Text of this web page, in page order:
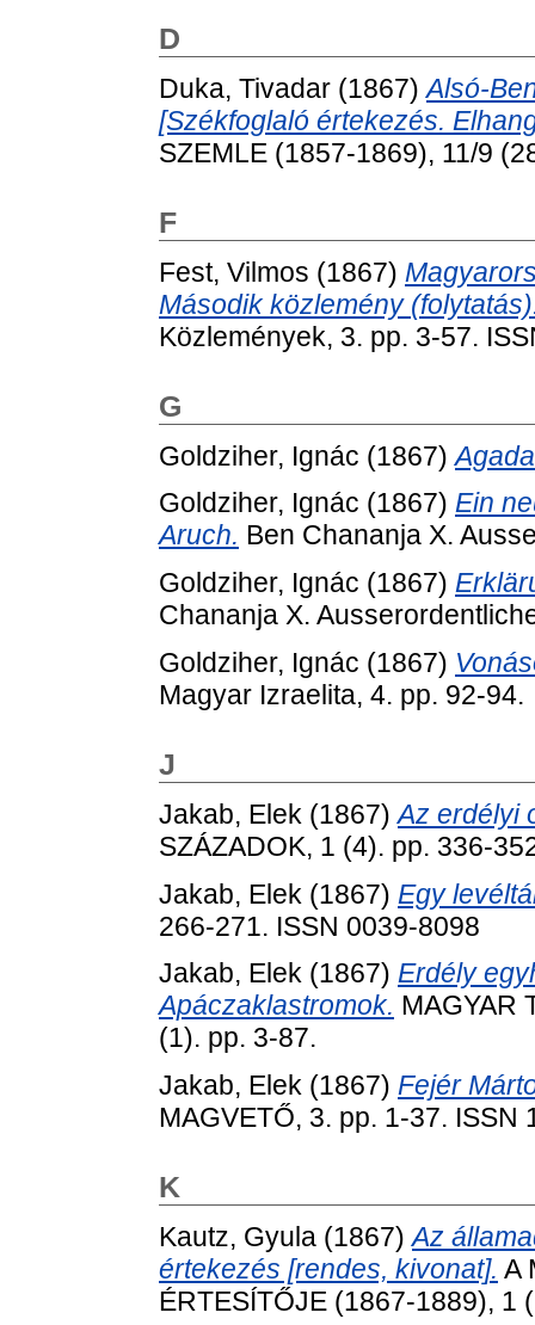
D
Duka, Tivadar (1867)Alsó-
[Székfoglaló értekezés.
SZEMLE (1857-1869), 11/9
F
Fest, Vilmos (1867)
Második közlemény
Közlemények, 3. pp. 3-57.
G
Goldziher, Ignác (1867)
Goldziher, Ignác (1867) Ein
Aruch. Ben Chananja X.
Goldziher, Ignác (1867)
Chananja X.
Goldziher, Ignác (1867)
Magyar Izraelita, 4. pp. 92-94.
J
Jakab, Elek (1867)Az erdélyi
SZÁZADOK, 1 (4). pp. 336-
Jakab, Elek (1867) Egy
266-271. ISSN 0039-8098
Jakab, Elek (1867) Erdély
Apáczaklastromok. MAGYAR
(1). pp. 3-87.
Jakab, Elek (1867) Fejér
MAGVETŐ, 3. pp. 1-37. ISSN
K
Kautz, Gyula (1867)Az
értekezés [rendes, kivonat]. A
ÉRTESÍTŐJE (1867-1889), 1